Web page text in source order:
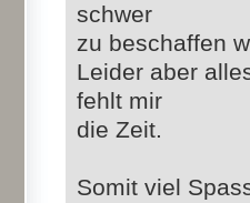
schwer
zu beschaffen
Leider aber
fehlt mir
die Zeit.
Somit viel